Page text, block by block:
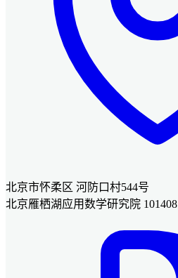
北京市怀柔区 河防口村544号
北京雁栖湖应用数学研究院 101408